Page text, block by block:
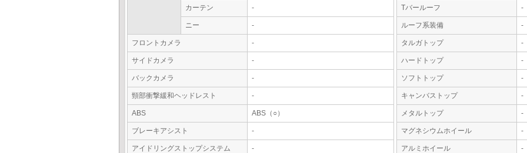
カーテン -
ニー -
フロントカメラ -
サイドカメラ -
バックカメラ -
頸部衝撃緩和ヘッドレスト -
ABS ABS（○）
ブレーキアシスト -
アイドリングストップシステム -
Tバールーフ -
ルーフ系装備 -
タルガトップ -
ハードトップ -
ソフトトップ -
キャンバストップ -
メタルトップ -
マグネシウムホイール -
アルミホイール -